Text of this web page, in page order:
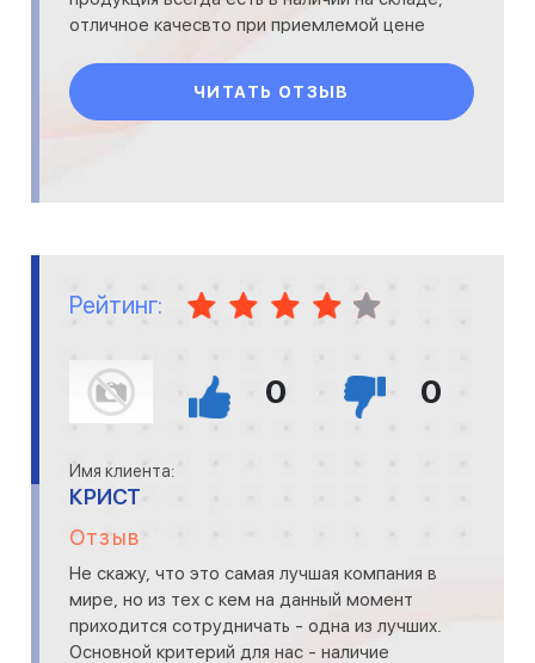
отличное качесвто при приемлемой цене
ЧИТАТЬ ОТЗЫВ
Рейтинг:
0 0
Имя клиента:
КРИСТ
Отзыв
Не скажу, что это самая лучшая компания в
мире, но из тех с кем на данный момент
приходится сотрудничать - одна из лучших.
Основной критерий для нас - наличие